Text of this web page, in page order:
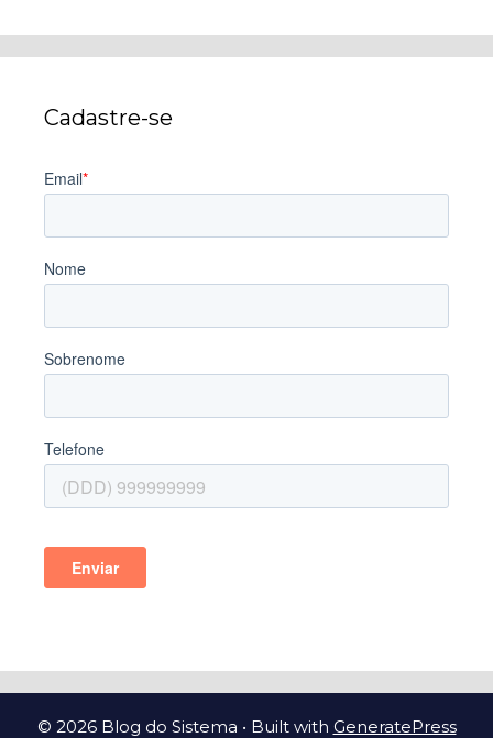
Cadastre-se
© 2026 Blog do Sistema • Built with GeneratePress